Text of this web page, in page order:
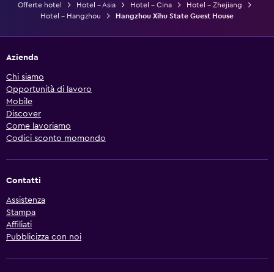
Offerte hotel Hotel - Asia Hotel - Cina
Hotel - Zhejiang
Hotel - Hangzhou
Hangzhou Xihu State Guest House
Azienda
Chi siamo
Opportunità di lavoro
Mobile
Discover
Come lavoriamo
Codici sconto momondo
Contatti
Assistenza
Stampa
Affiliati
Pubblicizza con noi